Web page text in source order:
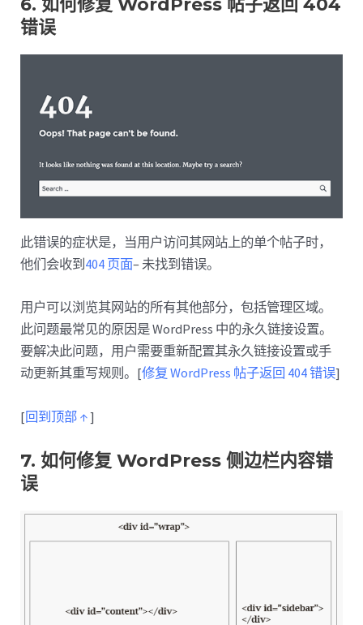
错误
此错误的症状是，当用户访问其网站上的单个帖子时，
他们会收到 404 页面– 未找到错误。
用户可以浏览其网站的所有其他部分，包括管理区域。
此问题最常见的原因是 WordPress 中的永久链接设置。
要解决此问题，用户需要重新配置其永久链接设置或手
动更新其重写规则。[修复 WordPress 帖子返回 404 错误]
[回到顶部 ↑]
7. 如何修复 WordPress 侧边栏内容错
误